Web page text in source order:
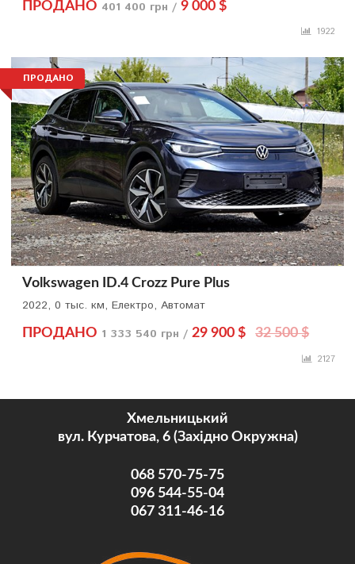
ПРОДАНО 401 400 грн / 9 000 $
1922
ПРОДАНО
Volkswagen ID.4 Crozz Pure Plus
2022, 0 тыс. км, Електро, Автомат
ПРОДАНО 1 333 540 грн / 29 900 $ 32 500 $
2127
Хмельницький
вул. Курчатова, 6 (Західно Окружна)
068 570-75-75
096 544-55-04
067 311-46-16